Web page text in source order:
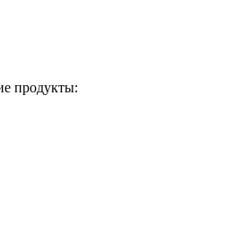
продукты: